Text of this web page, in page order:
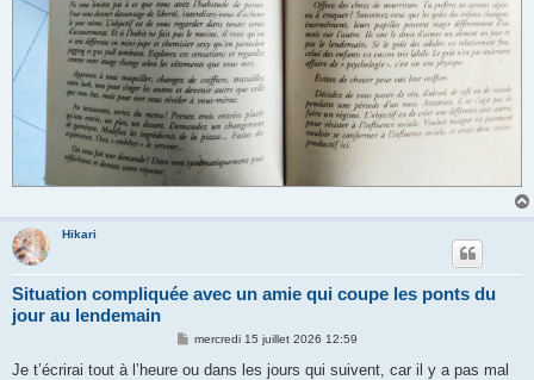
Hikari
Situation compliquée avec un amie qui coupe les ponts du
jour au lendemain
M
s
mercredi 15 juillet 2026 12:59
Je t’écrirai tout à l’heure ou dans les jours qui suivent, car il y a pas mal